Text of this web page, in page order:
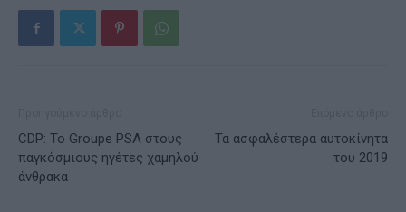
CDP: Το Groupe PSA στους
παγκόσμιους ηγέτες χαμηλού
άνθρακα
Τα ασφαλέστερα αυτοκίνητα
του 2019